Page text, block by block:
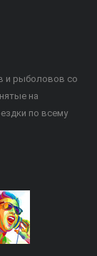
и рыболовов со
на
по всему